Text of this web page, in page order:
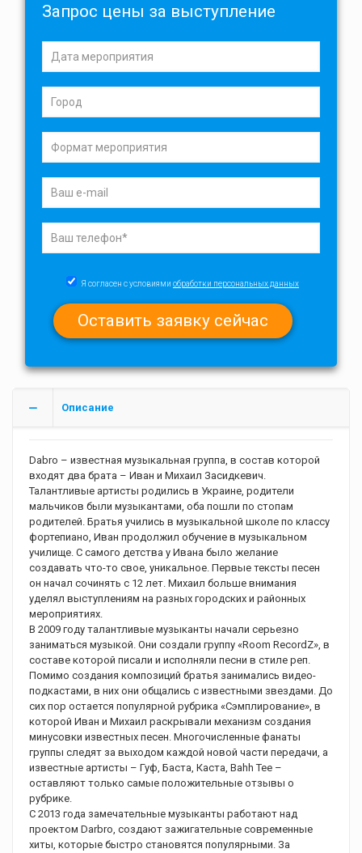
Запрос цены за выступление
Я согласен с условиями обработки персональных данных
Описание
Dabro – известная музыкальная группа, в состав которой
входят два брата – Иван и Михаил Засидкевич.
Талантливые артисты родились в Украине, родители
мальчиков были музыкантами, оба пошли по стопам
родителей. Братья учились в музыкальной школе по классу
фортепиано, Иван продолжил обучение в музыкальном
училище. С самого детства у Ивана было желание
создавать что-то свое, уникальное. Первые тексты песен
он начал сочинять с 12 лет. Михаил больше внимания
уделял выступлениям на разных городских и районных
мероприятиях.
В 2009 году талантливые музыканты начали серьезно
заниматься музыкой. Они создали группу «Room RecordZ», в
составе которой писали и исполняли песни в стиле реп.
Помимо создания композиций братья занимались видео-
подкастами, в них они общались с известными звездами. До
сих пор остается популярной рубрика «Сэмплирование», в
которой Иван и Михаил раскрывали механизм создания
минусовки известных песен. Многочисленные фанаты
группы следят за выходом каждой новой части передачи, а
известные артисты – Гуф, Баста, Каста, Bahh Tee –
оставляют только самые положительные отзывы о
рубрике.
С 2013 года замечательные музыканты работают над
проектом Darbro, создают зажигательные современные
хиты, которые быстро становятся популярными. За